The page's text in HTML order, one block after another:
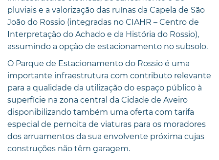
pluviais e a valorização das ruínas da Capela de São
João do Rossio (integradas no CIAHR – Centro de
Interpretação do Achado e da História do Rossio),
assumindo a opção de estacionamento no subsolo.
O Parque de Estacionamento do Rossio é uma
importante infraestrutura com contributo relevante
para a qualidade da utilização do espaço público à
superfície na zona central da Cidade de Aveiro
disponibilizando também uma oferta com tarifa
especial de pernoita de viaturas para os moradores
dos arruamentos da sua envolvente próxima cujas
construções não têm garagem.